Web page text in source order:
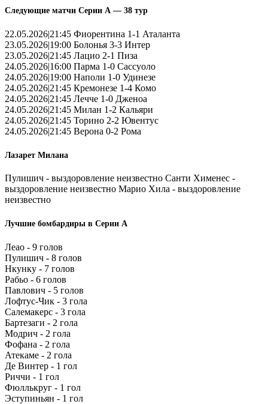
Следующие матчи Серии А — 38 тур
22.05.2026|21:45 Фиорентина 1-1 Аталанта
23.05.2026|19:00 Болонья 3-3 Интер
23.05.2026|21:45 Лацио 2-1 Пиза
24.05.2026|16:00 Парма 1-0 Сассуоло
24.05.2026|19:00 Наполи 1-0 Удинезе
24.05.2026|21:45 Кремонезе 1-4 Комо
24.05.2026|21:45 Лечче 1-0 Дженоа
24.05.2026|21:45 Милан 1-2 Кальяри
24.05.2026|21:45 Торино 2-2 Ювентус
24.05.2026|21:45 Верона 0-2 Рома
Лазарет Милана
Пулишич - выздоровление неизвестно Санти Хименес -
выздоровление неизвестно Марио Хила - выздоровление
неизвестно
Лучшие бомбардиры в Серии А
Леао - 9 голов
Пулишич - 8 голов
Нкунку - 7 голов
Рабьо - 6 голов
Павлович - 5 голов
Лофтус-Чик - 3 гола
Салемакерс - 3 гола
Бартезаги - 2 гола
Модрич - 2 гола
Фофана - 2 гола
Атекаме - 2 гола
Де Винтер - 1 гол
Риччи - 1 гол
Фюллькруг - 1 гол
Эступиньян - 1 гол